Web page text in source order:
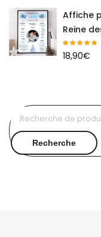
Affiche
Reine
18,90€
Recherche